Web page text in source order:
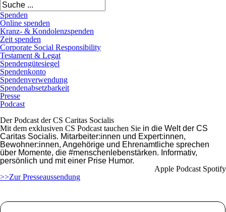
Spenden
Online spenden
Kranz- & Kondolenzspenden
Zeit spenden
Corporate Social Responsibility
Testament & Legat
Spendengütesiegel
Spendenkonto
Spendenverwendung
Spendenabsetzbarkeit
Presse
Podcast
Der Podcast der CS Caritas Socialis
Mit dem exklusiven CS Podcast tauchen Sie in die Welt der CS
Caritas Socialis. Mitarbeiter:innen und Expert:innen,
Bewohner:innen, Angehörige und Ehrenamtliche sprechen
über Momente, die #menschenlebenstärken. Informativ,
persönlich und mit einer Prise Humor.
Apple Podcast Spotify
>>Zur Presseaussendung